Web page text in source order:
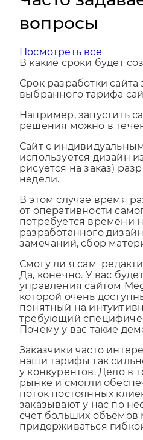
вопросы
В какие сроки будет
выбранного тарифа
решения можно в
используется дизайн
рисуется на заказ)
недели.
от оперативности
потребуется времени
разработанного
замечаний, сбор
Да, конечно. У вас
управления сайтом
которой очень
понятный на
требующий
Почему у вас такие
наши тарифы так
у конкурентов. Дело в
рынке и смогли
поток постоянных
заказывают у нас по
счет больших
придерживаться